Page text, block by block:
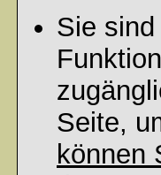
Sie
Seite,
können